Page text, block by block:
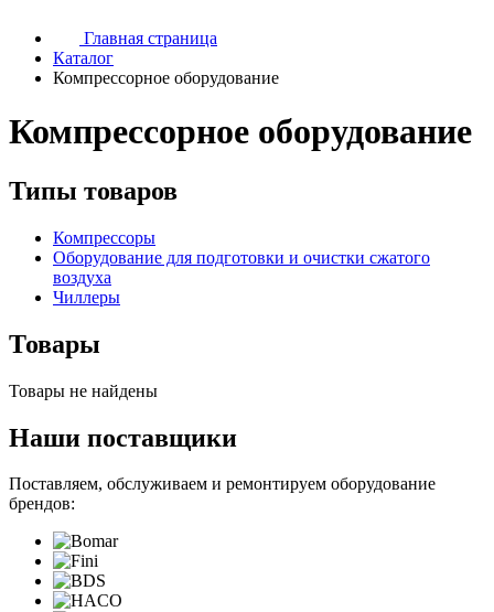
Главная страница
Каталог
Компрессорное оборудование
Компрессорное оборудование
Типы товаров
Компрессоры
Оборудование для подготовки и очистки сжатого
воздуха
Чиллеры
Товары
Товары не найдены
Наши поставщики
Поставляем, обслуживаем и ремонтируем оборудование
брендов: